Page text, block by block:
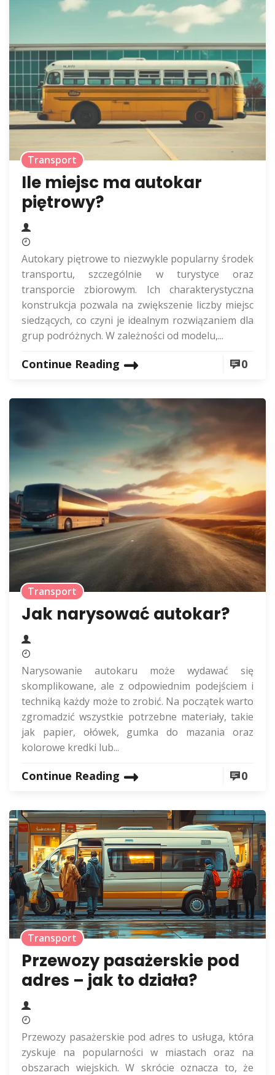
Transport
Ile miejsc ma autokar
piętrowy?
Autokary piętrowe to niezwykle popularny środek
transportu, szczególnie w turystyce oraz
transporcie zbiorowym. Ich charakterystyczna
konstrukcja pozwala na zwiększenie liczby miejsc
siedzących, co czyni je idealnym rozwiązaniem dla
grup podróżnych. W zależności od modelu,...
Continue Reading 0
Transport
Jak narysować autokar?
Narysowanie autokaru może wydawać się
skomplikowane, ale z odpowiednim podejściem i
techniką każdy może to zrobić. Na początek warto
zgromadzić wszystkie potrzebne materiały, takie
jak papier, ołówek, gumka do mazania oraz
kolorowe kredki lub...
Continue Reading 0
Transport
Przewozy pasażerskie pod
adres – jak to działa?
Przewozy pasażerskie pod adres to usługa, która
zyskuje na popularności w miastach oraz na
obszarach wiejskich. W skrócie oznacza to, że